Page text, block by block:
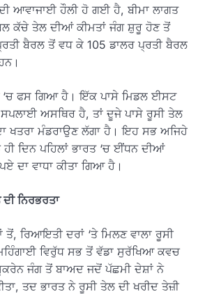
ਆਵਾਜਾਈ ਹੌਲੀ ਹੋ ਗਈ ਹੈ, ਬੀਮਾ ਲਾਗਤ
ਕੱਚੇ ਤੇਲ ਦੀਆਂ ਕੀਮਤਾਂ ਜੰਗ ਸ਼ੁਰੂ ਹੋਣ ਤੋਂ
ਬੈਰਲ ਤੋਂ ਵਧ ਕੇ 105 ਡਾਲਰ ਪ੍ਰਤੀ ਬੈਰਲ
‘ਚ ਫਸ ਗਿਆ ਹੈ। ਇੱਕ ਪਾਸੇ ਮਿਡਲ ਈਸਟ
ਅਸਥਿਰ ਹੈ, ਤਾਂ ਦੂਜੇ ਪਾਸੇ ਰੂਸੀ ਤੇਲ
ਖਤਰਾ ਮੰਡਰਾਉਣ ਲੱਗਾ ਹੈ। ਇਹ ਸਭ ਅਜਿਹੇ
ਦਿਨ ਪਹਿਲਾਂ ਭਾਰਤ ‘ਚ ਈਂਧਨ ਦੀਆਂ
ਦਾ ਵਾਧਾ ਕੀਤਾ ਗਿਆ ਹੈ।
ਨਿਰਭਰਤਾ
ਰਿਆਇਤੀ ਦਰਾਂ ‘ਤੇ ਮਿਲਣ ਵਾਲਾ ਰੂਸੀ
ਵਿਰੁੱਧ ਸਭ ਤੋਂ ਵੱਡਾ ਸੁਰੱਖਿਆ ਕਵਚ
ਜੰਗ ਤੋਂ ਬਾਅਦ ਜਦੋਂ ਪੱਛਮੀ ਦੇਸ਼ਾਂ ਨੇ
ਤਦ ਭਾਰਤ ਨੇ ਰੂਸੀ ਤੇਲ ਦੀ ਖਰੀਦ ਤੇਜ਼ੀ